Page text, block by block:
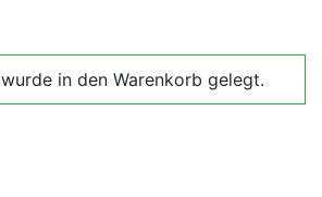
in den Warenkorb gelegt.